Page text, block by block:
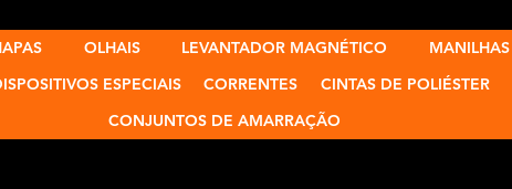
OLHAIS LEVANTADOR MAGNÉTICO MANILHAS
ESPECIAIS CORRENTES CINTAS DE POLIÉSTER
CONJUNTOS DE AMARRAÇÃO